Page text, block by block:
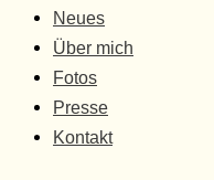
Neues
Über mich
Fotos
Presse
Kontakt